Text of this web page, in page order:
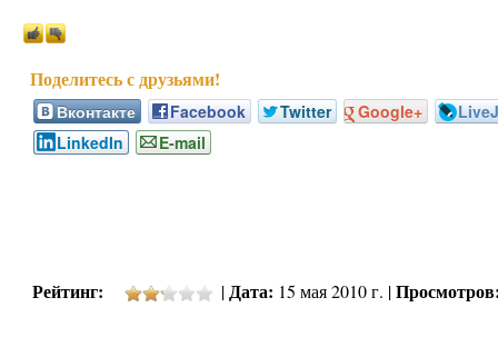
Вконтакте Facebook Twitter Google+
LinkedIn
E-mail
Рейтинг: | Дата: 15 мая 2010 г. |